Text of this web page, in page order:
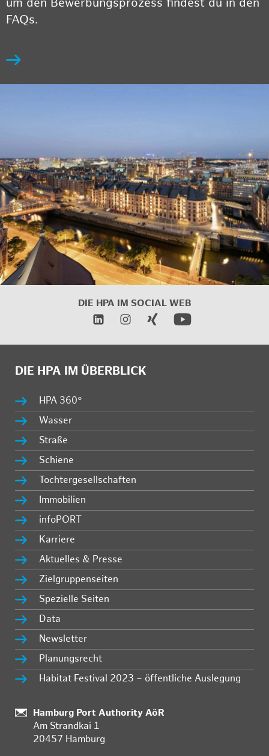
um den Bewerbungsprozess findest du in den
FAQs.
DIE HPA IM SOCIAL WEB
DIE HPA IM ÜBERBLICK
HPA 360°
Wasser
Straße
Schiene
Tochtergesellschaften
Immobilien
infoPORT
Karriere
Aktuelles & Presse
Zielgruppenseiten
Spezielle Seiten
Data
Newsletter
Planungsrecht
Habitat Festival 2023 – öffentliche Auslegung
:
Hamburg Port Authority AöR
Am Strandkai 1
20457 Hamburg